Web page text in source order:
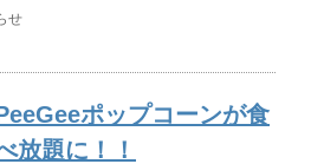
せ
ポップコーンが食
放題に！！